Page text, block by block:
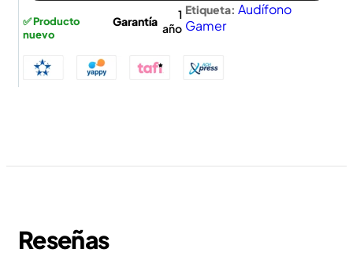
✅ Producto
nuevo
Garantía
1
año
Etiqueta: Audífono
Gamer
Reseñas